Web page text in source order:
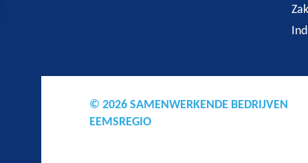
© 2026 SAMENWERKENDE BEDRIJVEN
EEMSREGIO